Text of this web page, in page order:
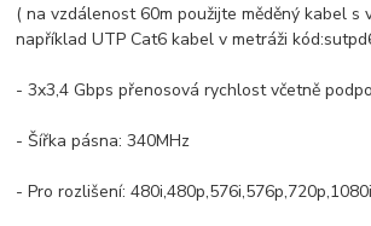
( na vzdálenost 60m použijte měděný kabel s
například UTP Cat6 kabel v metráži
- 3x3,4 Gbps přenosová rychlost včetně
- Šířka pásna: 340MHz
- Pro rozlišení: